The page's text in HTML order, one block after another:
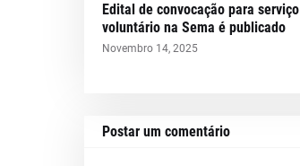
Edital de convocação para serviço
voluntário na Sema é publicado
Novembro 14, 2025
Postar um comentário